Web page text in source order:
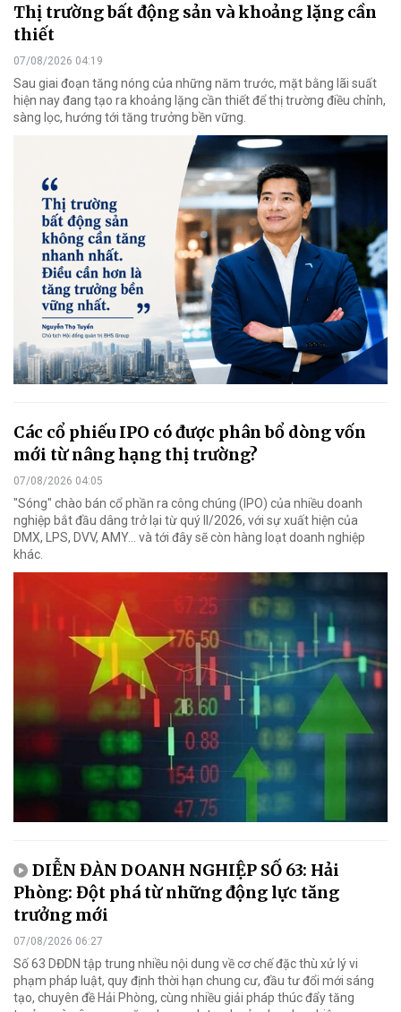
Thị trường bất động sản và khoảng lặng cần
thiết
07/08/2026 04:19
Sau giai đoạn tăng nóng của những năm trước, mặt bằng lãi suất
hiện nay đang tạo ra khoảng lặng cần thiết để thị trường điều chỉnh,
sàng lọc, hướng tới tăng trưởng bền vững.
Các cổ phiếu IPO có được phân bổ dòng vốn
mới từ nâng hạng thị trường?
07/08/2026 04:05
"Sóng" chào bán cổ phần ra công chúng (IPO) của nhiều doanh
nghiệp bắt đầu dâng trở lại từ quý II/2026, với sự xuất hiện của
DMX, LPS, DVV, AMY... và tới đây sẽ còn hàng loạt doanh nghiệp
khác.
DIỄN ĐÀN DOANH NGHIỆP SỐ 63: Hải
Phòng: Đột phá từ những động lực tăng
trưởng mới
07/08/2026 06:27
Số 63 DĐDN tập trung nhiều nội dung về cơ chế đặc thù xử lý vi
phạm pháp luật, quy định thời hạn chung cư, đầu tư đổi mới sáng
tạo, chuyên đề Hải Phòng, cùng nhiều giải pháp thúc đẩy tăng